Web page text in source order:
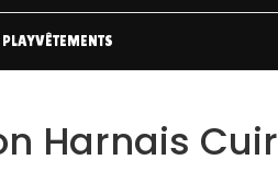
VÊTEMENTS
Harnais Cuir